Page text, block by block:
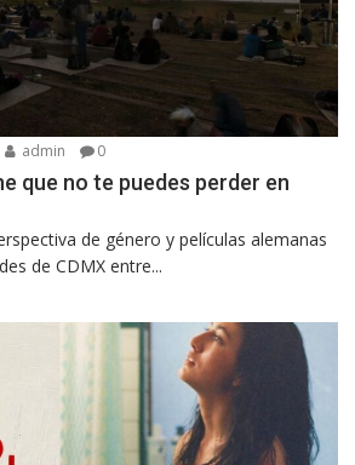
admin 0
que no te puedes perder en
de género y películas alemanas
de CDMX entre...